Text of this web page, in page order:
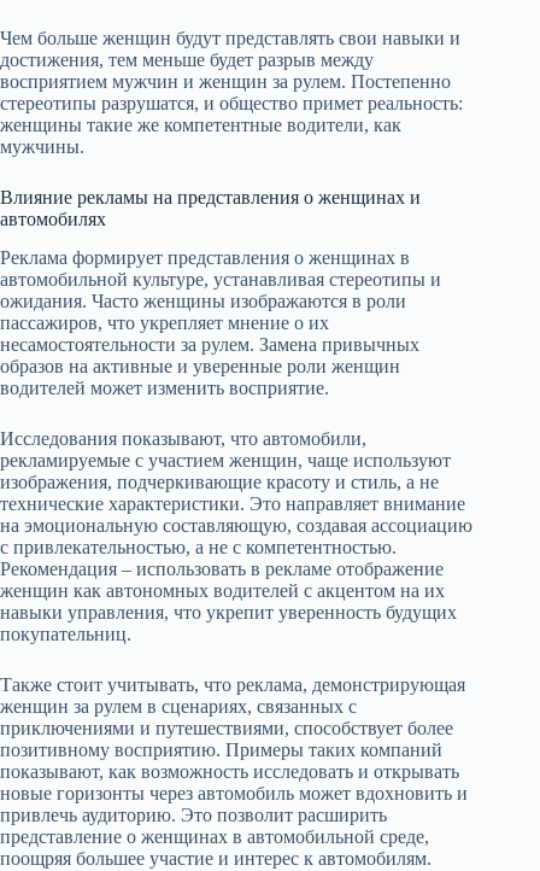
Чем больше женщин будут представлять свои навыки и
достижения, тем меньше будет разрыв между
восприятием мужчин и женщин за рулем. Постепенно
стереотипы разрушатся, и общество примет реальность:
женщины такие же компетентные водители, как
мужчины.
Влияние рекламы на представления о женщинах и
автомобилях
Реклама формирует представления о женщинах в
автомобильной культуре, устанавливая стереотипы и
ожидания. Часто женщины изображаются в роли
пассажиров, что укрепляет мнение о их
несамостоятельности за рулем. Замена привычных
образов на активные и уверенные роли женщин
водителей может изменить восприятие.
Исследования показывают, что автомобили,
рекламируемые с участием женщин, чаще используют
изображения, подчеркивающие красоту и стиль, а не
технические характеристики. Это направляет внимание
на эмоциональную составляющую, создавая ассоциацию
с привлекательностью, а не с компетентностью.
Рекомендация – использовать в рекламе отображение
женщин как автономных водителей с акцентом на их
навыки управления, что укрепит уверенность будущих
покупательниц.
Также стоит учитывать, что реклама, демонстрирующая
женщин за рулем в сценариях, связанных с
приключениями и путешествиями, способствует более
позитивному восприятию. Примеры таких компаний
показывают, как возможность исследовать и открывать
новые горизонты через автомобиль может вдохновить и
привлечь аудиторию. Это позволит расширить
представление о женщинах в автомобильной среде,
поощряя большее участие и интерес к автомобилям.